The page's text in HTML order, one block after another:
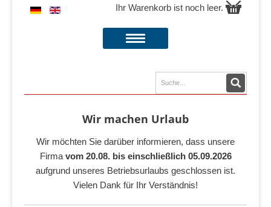
Ihr Warenkorb ist noch leer.
Wir machen Urlaub
Wir möchten Sie darüber informieren, dass unsere
Firma vom 20.08. bis einschließlich 05.09.2026
aufgrund unseres Betriebsurlaubs geschlossen ist.
Vielen Dank für Ihr Verständnis!